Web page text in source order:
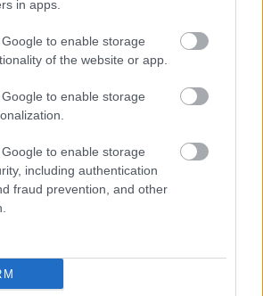
in apps.
to enable storage
of the website or app.
to enable storage
to enable storage
including authentication
fraud prevention, and other
3 Klar
för
efter
4 Direk
t från